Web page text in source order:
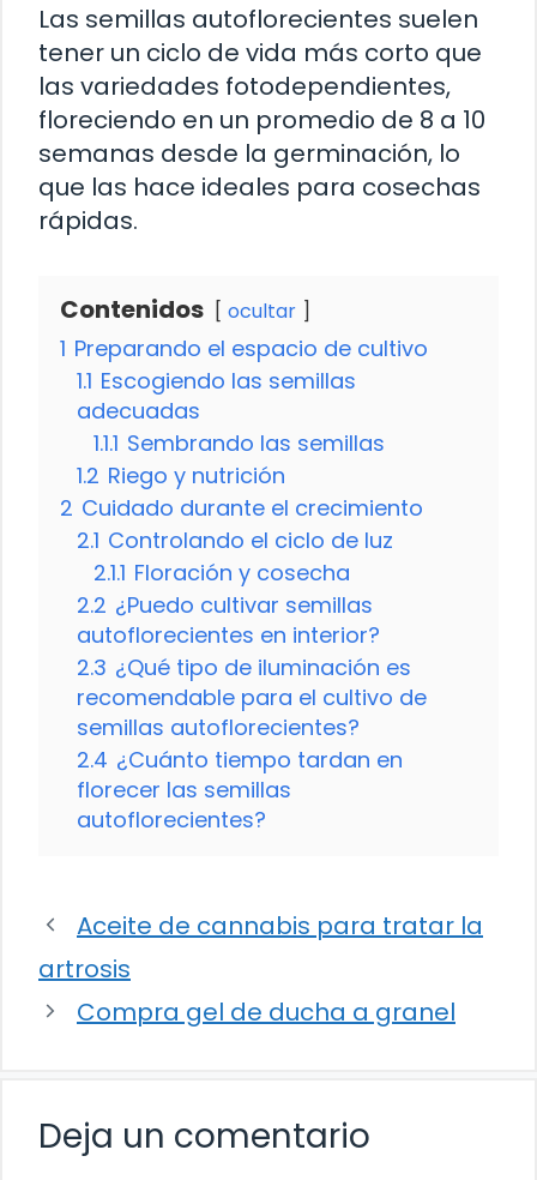
Las semillas autoflorecientes suelen
tener un ciclo de vida más corto que
las variedades fotodependientes,
floreciendo en un promedio de 8 a 10
semanas desde la germinación, lo
que las hace ideales para cosechas
rápidas.
Contenidos ocultar
1 Preparando el espacio de cultivo
1.1 Escogiendo las semillas
adecuadas
1.1.1 Sembrando las semillas
1.2 Riego y nutrición
2 Cuidado durante el crecimiento
2.1 Controlando el ciclo de luz
2.1.1 Floración y cosecha
2.2 ¿Puedo cultivar semillas
autoflorecientes en interior?
2.3 ¿Qué tipo de iluminación es
recomendable para el cultivo de
semillas autoflorecientes?
2.4 ¿Cuánto tiempo tardan en
florecer las semillas
autoflorecientes?
Aceite de cannabis para tratar la
artrosis
Compra gel de ducha a granel
Deja un comentario